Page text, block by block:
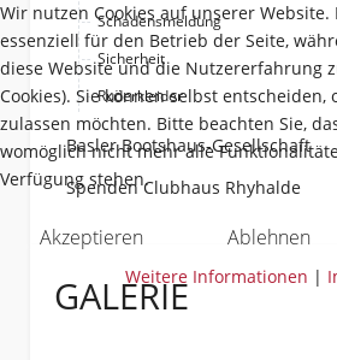
Schadensmeldung
Sicherheit
Ruderkleider
Basler Bootshaus-Gesellschaft
Spenden Clubhaus Rhyhalde
GALERIE
Wir nutzen Cookies auf unserer
essenziell für den Betrieb der Seite,
diese Website und die Nutzererfahrung
Cookies). Sie können selbst entscheiden,
zulassen möchten. Bitte beachten Sie,
womöglich nicht mehr alle
Verfügung stehen.
Akzeptieren Ablehnen
Weitere Informationen |